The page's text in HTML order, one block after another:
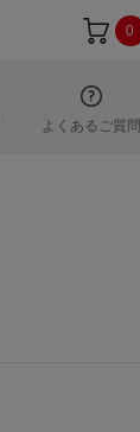
0
よくあるご質問